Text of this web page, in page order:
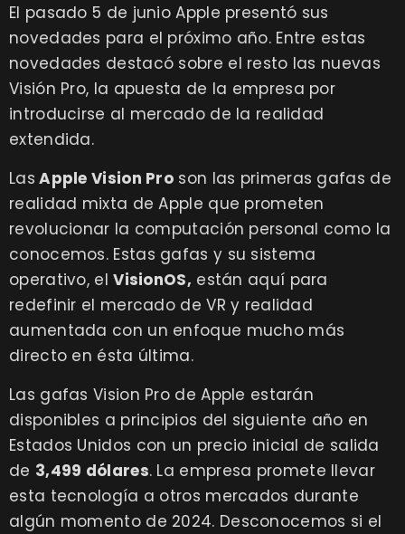
El pasado 5 de junio Apple presentó sus
novedades para el próximo año. Entre estas
novedades destacó sobre el resto las nuevas
Visión Pro, la apuesta de la empresa por
introducirse al mercado de la realidad
extendida.
Las Apple Vision Pro son las primeras gafas de
realidad mixta de Apple que prometen
revolucionar la computación personal como la
conocemos. Estas gafas y su sistema
operativo, elVisionOS, están aquí para
redefinir el mercado de VR y realidad
aumentada con un enfoque mucho más
directo en ésta última.
Las gafas Vision Pro de Apple estarán
disponibles a principios del siguiente año en
Estados Unidos con un precio inicial de salida
de 3,499 dólares. La empresa promete llevar
esta tecnología a otros mercados durante
algún momento de 2024. Desconocemos si el